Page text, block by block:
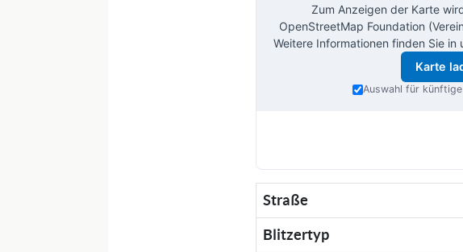
Zum Anzeigen der Karte
OpenStreetMap Foundation
Weitere Informationen finden Sie in
Karte
Auswahl für
Straße
Blitzertyp